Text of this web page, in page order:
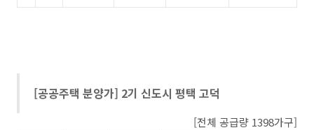
[공공주택 분양가] 2기 신도시 평택 고덕
[전체 공급량 1398가구]